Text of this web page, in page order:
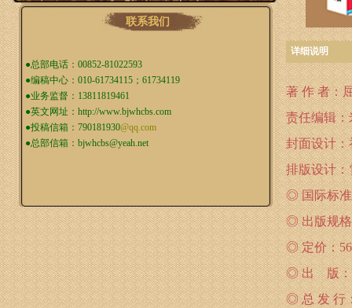
联系我们
●总部电话：00852-81022593
●编稿中心：010-61734115；61734119
●业务监督：13811819461
●英文网址： http://www.bjwhcbs.com
●投稿信箱： 790181930@qq.com
●总部信箱： bjwhcbs@yeah.net
详细说明
著 作 者：
责任编辑：
封面设计：
排版设计
◎ 国际标准
◎ 出版规
◎ 定价：
◎ 出 版：
◎ 总 发